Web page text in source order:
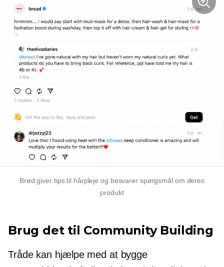
Brød giver tips til hårpleje og besvarer spørgsmål om deres
produkt
Brug det til Community Building
Tråde kan hjælpe med at bygge